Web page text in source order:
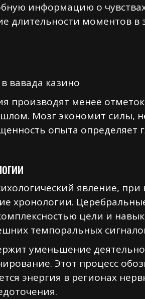
информацию о
длительности моментов в
вавада казино
менее отметок
Мозг экономит силы,
опыта определяет
явление,
хронологии.
цели и
темпоральных
уменьшение
Этот процесс
энергия в регионах